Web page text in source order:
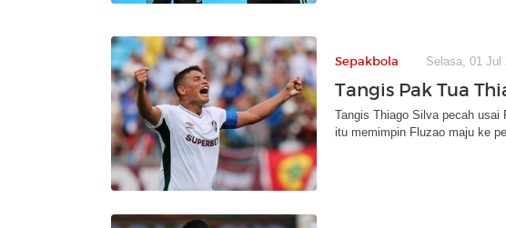
Sepakbola Selasa, 01 Jul
Tangis Pak Tua
Tangis Thiago Silva pecah
itu memimpin Fluzao maju ke